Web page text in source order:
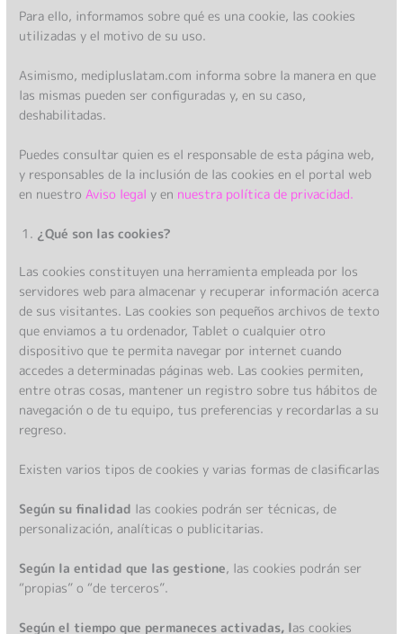
Para ello, informamos sobre qué es una cookie, las cookies
utilizadas y el motivo de su uso.
Asimismo, medipluslatam.com informa sobre la manera en que
las mismas pueden ser configuradas y, en su caso,
deshabilitadas.
Puedes consultar quien es el responsable de esta página web,
y responsables de la inclusión de las cookies en el portal web
en nuestroAviso legal y en nuestra política de privacidad.
¿Qué son las cookies?
Las cookies constituyen una herramienta empleada por los
servidores web para almacenar y recuperar información acerca
de sus visitantes. Las cookies son pequeños archivos de texto
que enviamos a tu ordenador, Tablet o cualquier otro
dispositivo que te permita navegar por internet cuando
accedes a determinadas páginas web. Las cookies permiten,
entre otras cosas, mantener un registro sobre tus hábitos de
navegación o de tu equipo, tus preferencias y recordarlas a su
regreso.
Existen varios tipos de cookies y varias formas de clasificarlas
Según su finalidad las cookies podrán ser técnicas, de
personalización, analíticas o publicitarias.
Según la entidad que las gestione, las cookies podrán ser
“propias” o “de terceros”.
Según el tiempo que permaneces activadas, las cookies